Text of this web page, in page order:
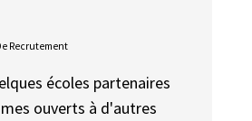
Recrutement
écoles partenaires
ouverts à d'autres